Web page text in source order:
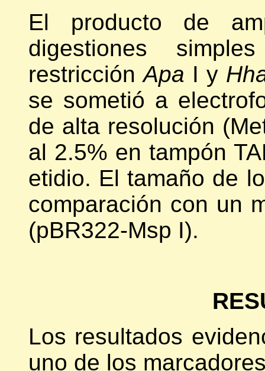
El producto de
digestiones
restricciónApa I y
se sometió a
de alta resolución
al 2.5% en tampón
etidio. El tamaño de
comparación con un
(pBR322-Msp I).
Los resultados
uno de los